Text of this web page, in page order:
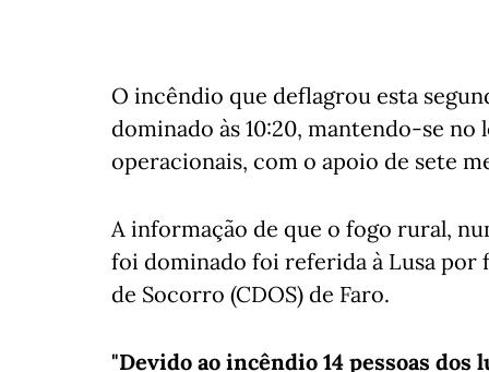
O incêndio que deflagrou esta
dominado às 10:20, mantendo-se no
operacionais, com o apoio de sete
A informação de que o fogo rural,
foi dominado foi referida à Lusa por
de Socorro (CDOS) de Faro.
"Devido ao incêndio 14 pessoas dos